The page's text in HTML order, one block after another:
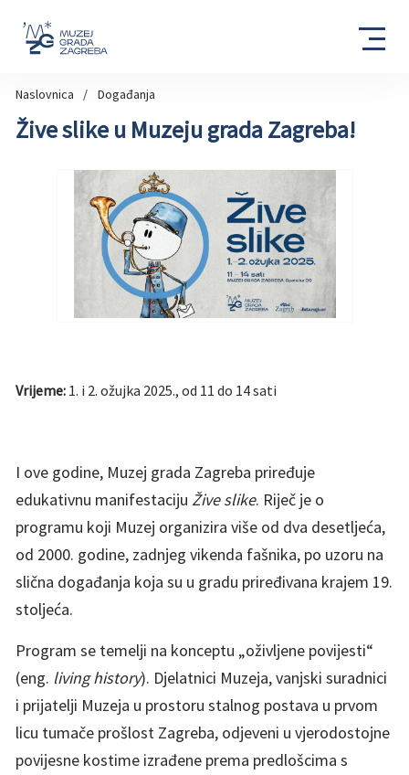
Naslovnica Događanja
Žive slike u Muzeju grada Zagreba!
Vrijeme: 1. i 2. ožujka 2025., od 11 do 14 sati
I ove godine, Muzej grada Zagreba priređuje
edukativnu manifestaciju Žive slike. Riječ je o
programu koji Muzej organizira više od dva desetljeća,
od 2000. godine, zadnjeg vikenda fašnika, po uzoru na
slična događanja koja su u gradu priređivana krajem 19.
stoljeća.
Program se temelji na konceptu „oživljene povijesti“
(eng. living history). Djelatnici Muzeja, vanjski suradnici
i prijatelji Muzeja u prostoru stalnog postava u prvom
licu tumače prošlost Zagreba, odjeveni u vjerodostojne
povijesne kostime izrađene prema predlošcima s